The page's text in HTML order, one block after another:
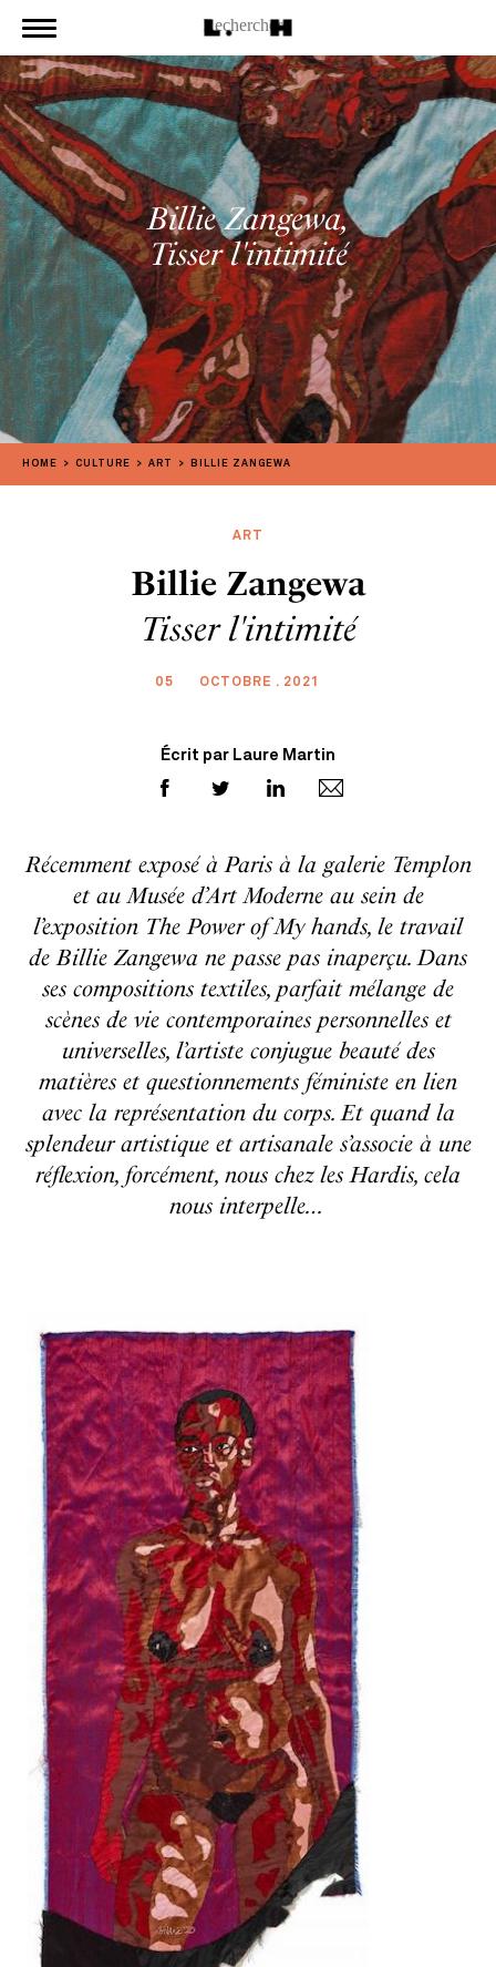
Billie Zangewa,
Tisser l'intimité
HOME CULTURE ART BILLIE ZANGEWA
ART
Billie Zangewa
Tisser l'intimité
05 OCTOBRE . 2021
Écrit par Laure Martin
Récemment exposé à Paris à la galerie Templon
et au Musée d’Art Moderne au sein de
l’exposition The Power of My hands, le travail
de Billie Zangewa ne passe pas inaperçu. Dans
ses compositions textiles, parfait mélange de
scènes de vie contemporaines personnelles et
universelles, l’artiste conjugue beauté des
matières et questionnements féministe en lien
avec la représentation du corps. Et quand la
splendeur artistique et artisanale s’associe à une
réflexion, forcément, nous chez les Hardis, cela
nous interpelle…